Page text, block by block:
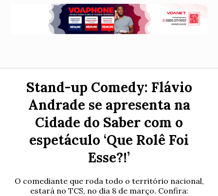
Stand-up Comedy: Flávio
Andrade se apresenta na
Cidade do Saber com o
espetáculo ‘Que Rolê Foi
Esse?!’
O comediante que roda todo o território nacional,
estará no TCS, no dia 8 de março. Confira: